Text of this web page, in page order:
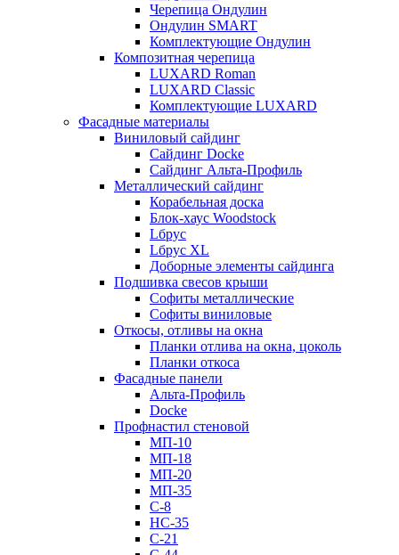
Черепица Ондулин
Ондулин SMART
Комплектующие Ондулин
Композитная черепица
LUXARD Roman
LUXARD Classic
Комплектующие LUXARD
Фасадные материалы
Виниловый сайдинг
Сайдинг Docke
Сайдинг Альта-Профиль
Металлический сайдинг
Корабельная доска
Блок-хаус Woodstock
Lбрус
Lбрус XL
Доборные элементы сайдинга
Подшивка свесов крыши
Софиты металлические
Софиты виниловые
Откосы, отливы на окна
Планки отлива на окна, цоколь
Планки откоса
Фасадные панели
Альта-Профиль
Docke
Профнастил стеновой
МП-10
МП-18
МП-20
МП-35
С-8
НС-35
С-21